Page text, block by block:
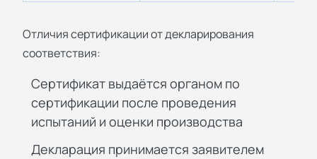
Отличия сертификации от декларирования
соответствия:
Сертификат выдаётся органом по
сертификации после проведения
испытаний и оценки производства
Декларация принимается заявителем